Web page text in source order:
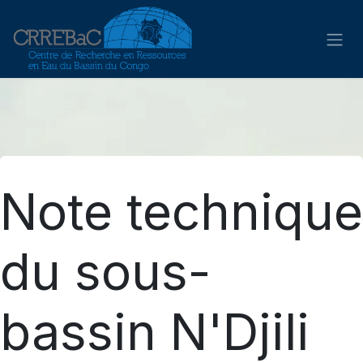
Note technique
du sous-
bassin N'Djili